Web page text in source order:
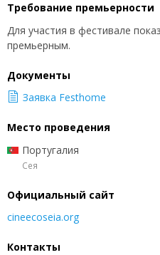
Требование премьерности
Для участия в фестивале
премьерным.
Документы
Заявка Festhome
Место проведения
Португалия
Сея
Официальный сайт
cineecoseia.org
Контакты